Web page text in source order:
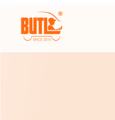
content